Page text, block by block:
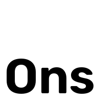
Ons